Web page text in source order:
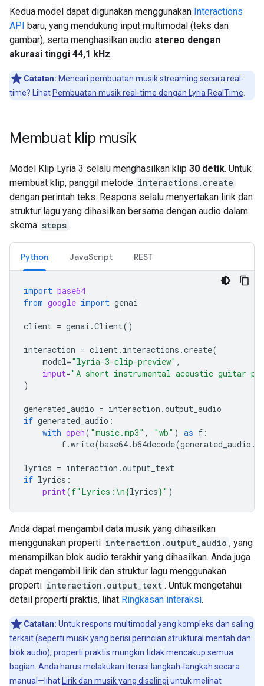
Kedua model dapat digunakan menggunakan Interactions
API baru, yang mendukung input multimodal (teks dan
gambar), serta menghasilkan audio stereo dengan
akurasi tinggi 44,1 kHz.
Catatan: Mencari pembuatan musik streaming secara real-
time? Lihat Pembuatan musik real-time dengan Lyria RealTime
Membuat klip musik
Model Klip Lyria 3 selalu menghasilkan klip 30 detik. Untuk
membuat klip, panggil metode interactions.create
dengan perintah teks. Respons selalu menyertakan lirik dan
struktur lagu yang dihasilkan bersama dengan audio dalam
skema steps .
Python JavaScript REST
import base64
from google import genai
client = genai .Client()
interaction = client. interactions .create(
model="lyria-3-clip-preview" ,
input="A short instrumental acoustic guitar
)
generated_audio = interaction .output_audio
if generated_audio :
with open( "music.mp3" , "wb" ) as f :
f.write(base64.b64decode(generated_audio .
lyrics = interaction .output_text
if lyrics :
print(f"Lyrics: \n{lyrics}" )
Anda dapat mengambil data musik yang dihasilkan
menggunakan properti interaction.output_audio , yang
menampilkan blok audio terakhir yang dihasilkan. Anda juga
dapat mengambil lirik dan struktur lagu menggunakan
properti interaction.output_text . Untuk mengetahui
detail properti praktis, lihat Ringkasan interaksi.
Catatan: Untuk respons multimodal yang kompleks dan saling
terkait (seperti musik yang berisi perincian struktural mentah dan
blok audio), properti praktis mungkin tidak mencakup semua
bagian. Anda harus melakukan iterasi langkah-langkah secara
manual—lihat
Lirik dan musik yang diselingi untuk melihat